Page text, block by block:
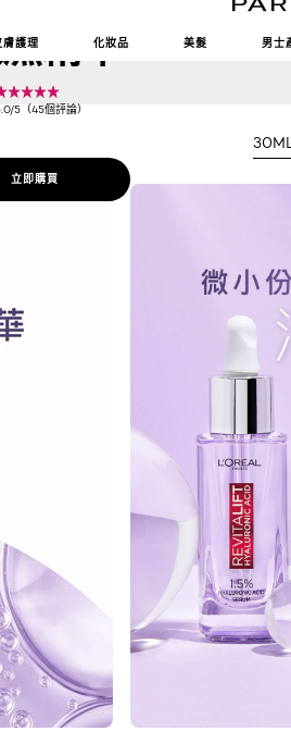
膚護理 化妝品 美髮 男士
精華
5（45個評論）
立即購買
30ML